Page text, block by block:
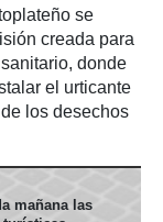
se
creada para
donde
el urticante
los desechos
mañana las